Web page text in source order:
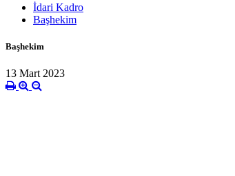
İdari Kadro
Başhekim
Başhekim
13 Mart 2023